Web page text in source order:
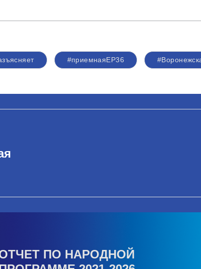
#приемнаяЕР36
ПО НАРОДНОЙ